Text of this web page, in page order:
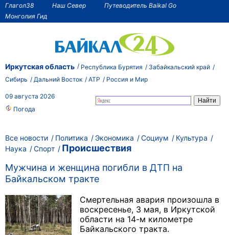
Глагол38 Наш Север
Путеводитель Baikal Go
Монголия Гид
Иркутская область Республика Бурятия
Забайкальский край
Сибирь
Дальний Восток АТР Россия и Мир
09 августа 2026
Погода
Все новости Политика Экономика Социум
Культура
Наука
Спорт
Происшествия
Мужчина и женщина погибли в ДТП на
Байкальском тракте
Смертельная авария произошла в
воскресенье, 3 мая, в Иркутской
области на 14-м километре
Байкальского тракта.